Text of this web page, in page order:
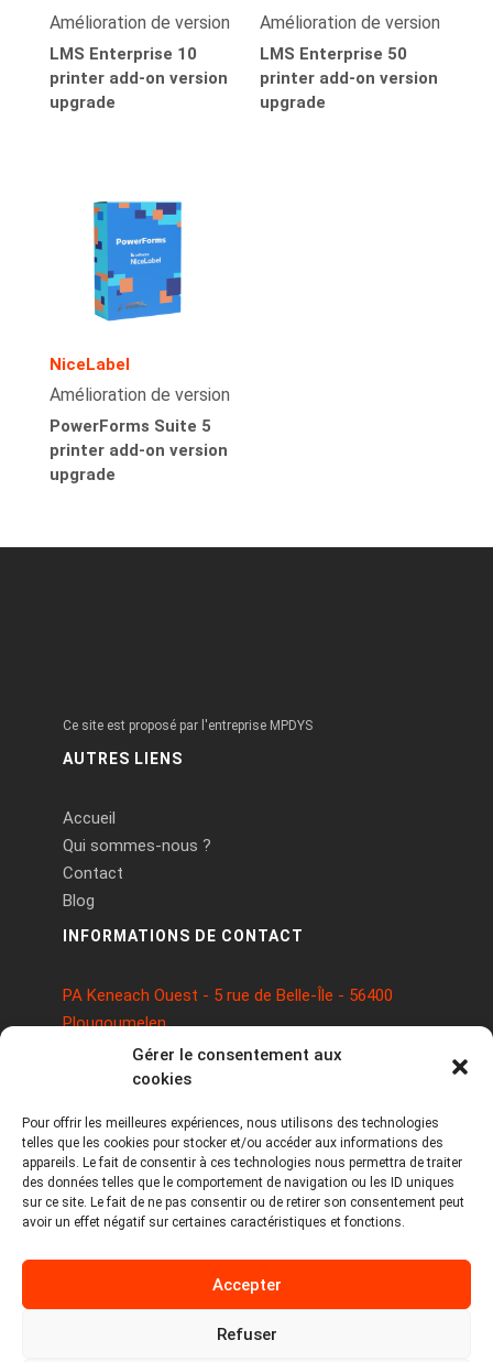
Gérer le consentement aux
cookies
Pour offrir les meilleures expériences, nous utilisons des technologies
telles que les cookies pour stocker et/ou accéder aux informations des
appareils. Le fait de consentir à ces technologies nous permettra de traiter
des données telles que le comportement de navigation ou les ID uniques
sur ce site. Le fait de ne pas consentir ou de retirer son consentement peut
avoir un effet négatif sur certaines caractéristiques et fonctions.
Accepter
Refuser
Amélioration de version
LMS Enterprise 10
printer add-on version
upgrade
Amélioration de version
LMS Enterprise 50
printer add-on version
upgrade
NiceLabel
Amélioration de version
PowerForms Suite 5
printer add-on version
upgrade
Ce site est proposé par l'entreprise MPDYS
AUTRES LIENS
Accueil
Qui sommes-nous ?
Contact
Blog
INFORMATIONS DE CONTACT
PA Keneach Ouest - 5 rue de Belle-Île - 56400
Plougoumelen
contact@logiciels-etiquettes.com
09 71 37 25 93
Copyright © 2026 Tous droits réservés -
MPDYS